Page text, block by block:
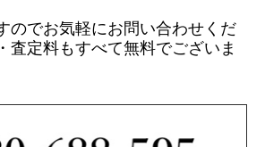
のでお気軽にお問い合わせくだ
査定料もすべて無料でございま